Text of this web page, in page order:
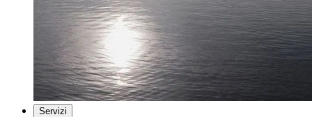
Servizi